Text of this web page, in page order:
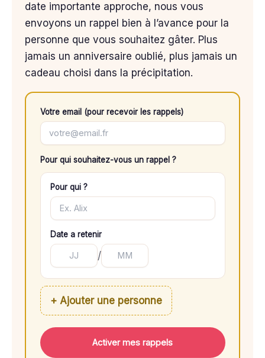
date importante approche, nous vous
envoyons un rappel bien à l’avance pour la
personne que vous souhaitez gâter. Plus
jamais un anniversaire oublié, plus jamais un
cadeau choisi dans la précipitation.
Votre email (pour recevoir les rappels)
Pour qui souhaitez-vous un rappel ?
Pour qui ?
Date a retenir
/
+ Ajouter une personne
Activer mes rappels